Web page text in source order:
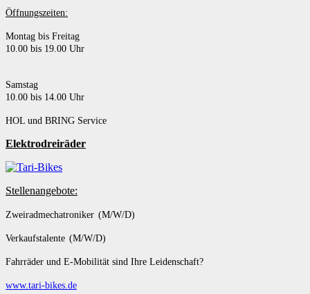
Öffnungszeiten:
Montag bis Freitag
10.00 bis 19.00 Uhr
Samstag
10.00 bis 14.00 Uhr
HOL und BRING Service
Elektrodreiräder
Stellenangebote:
Zweiradmechatroniker (M/W/D)
Verkaufstalente (M/W/D)
Fahrräder und E-Mobilität sind Ihre Leidenschaft?
www.tari-bikes.de